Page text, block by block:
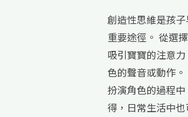
創造性思維是孩
重要途徑。 從選
吸引寶寶的注意
色的聲音或動作
扮演角色的過程
得，日常生活中